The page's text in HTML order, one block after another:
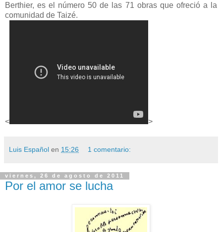
Berthier, es el número 50 de las 71 obras que ofreció a la
comunidad de Taizé.
< >
Luis Español en 15:26 1 comentario:
viernes, 26 de agosto de 2011
Por el amor se lucha